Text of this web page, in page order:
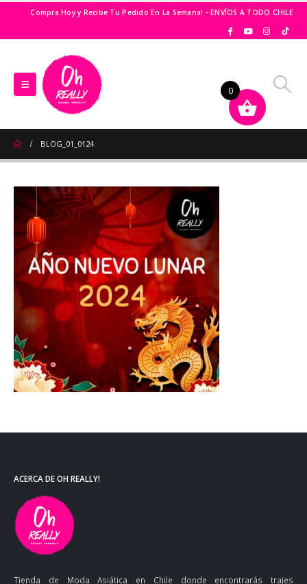
Compra Hoy y Recibe Tu Pedido En La Semana! - ENVÍOS A TODO CHILE
BLOG_01_0124
ACERCA DE OH REALLY!
Tienda de Moda Asiática en Chile donde encontrarás trajes
0